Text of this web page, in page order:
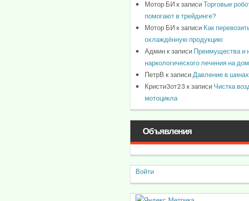
Мотор БИк записиТорговые
помогают в трейдинге?
Мотор БИк записиКак
охлаждённую продукцию
Админк записиПреимущества и
наркологического лечения на
ПетрВ к записиДавление в
Кристи3от23 к записиЧистка
мотоцикла
Объявления
Войти